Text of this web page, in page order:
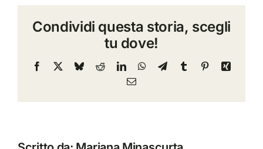
Condividi questa storia, scegli
tu dove!
Facebook BlueskyRedditLinkedInWhatsApp
TelegramTumblr PinterestXing
Email